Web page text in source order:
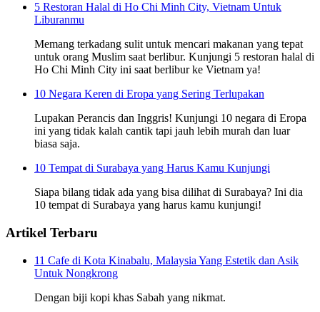
5 Restoran Halal di Ho Chi Minh City, Vietnam Untuk
Liburanmu
Memang terkadang sulit untuk mencari makanan yang tepat
untuk orang Muslim saat berlibur. Kunjungi 5 restoran halal di
Ho Chi Minh City ini saat berlibur ke Vietnam ya!
10 Negara Keren di Eropa yang Sering Terlupakan
Lupakan Perancis dan Inggris! Kunjungi 10 negara di Eropa
ini yang tidak kalah cantik tapi jauh lebih murah dan luar
biasa saja.
10 Tempat di Surabaya yang Harus Kamu Kunjungi
Siapa bilang tidak ada yang bisa dilihat di Surabaya? Ini dia
10 tempat di Surabaya yang harus kamu kunjungi!
Artikel Terbaru
11 Cafe di Kota Kinabalu, Malaysia Yang Estetik dan Asik
Untuk Nongkrong
Dengan biji kopi khas Sabah yang nikmat.